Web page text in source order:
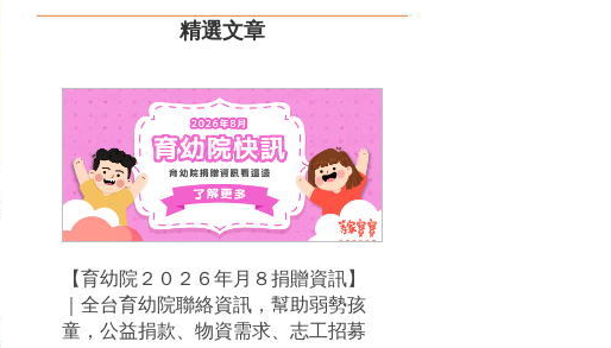
精選文章
【育幼院２０２６年月８捐贈資訊】
｜全台育幼院聯絡資訊，幫助弱勢孩
童，公益捐款、物資需求、志工招募